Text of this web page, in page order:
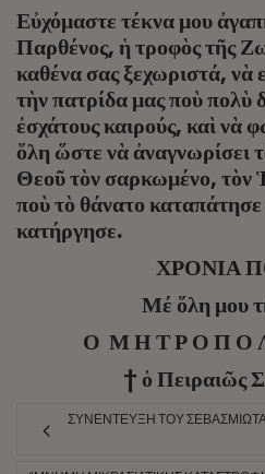
Εὐχόμαστε τέκνα μου
Παρθένος, ἡ τροφὸς τῆς
καθένα σας ξεχωριστά, νὰ
τὴν πατρίδα μας ποὺ πολὺ
ἐσχάτους καιρούς, καὶ νὰ
ὅλη ὥστε νὰ ἀναγνωρίσει
Θεοῦ τὸν σαρκωμένο, τὸν
ποὺ τὸ θάνατο
κατήργησε.
ΧΡΟΝΙΑ
Μέ ὅλη μου
Ο Μ Η Τ Ρ Ο Π Ο
† ὁ
ΣΥΝΈΝΤΕΥΞΗ ΤΟΥ